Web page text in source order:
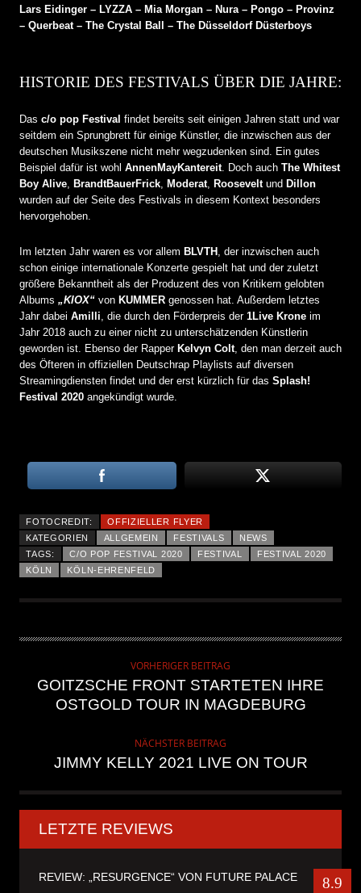
Lars Eidinger – LYZZA – Mia Morgan – Nura – Pongo – Provinz
– Querbeat – The Crystal Ball – The Düsseldorf Düsterboys
HISTORIE DES FESTIVALS ÜBER DIE JAHRE:
Das c/o pop Festival findet bereits seit einigen Jahren statt und war
seitdem ein Sprungbrett für einige Künstler, die inzwischen aus der
deutschen Musikszene nicht mehr wegzudenken sind. Ein gutes
Beispiel dafür ist wohl AnnenMayKantereit. Doch auch The Whitest
Boy Alive
BrandtBauerFrick Moderat, Rooseveltund Dillon
wurden auf der Seite des Festivals in diesem Kontext besonders
hervorgehoben.
Im letzten Jahr waren es vor allem BLVTH
, der inzwischen auch
schon einige internationale Konzerte gespielt hat und der zuletzt
größere Bekanntheit als der Produzent des von Kritikern gelobten
Albums „KIOX“ von KUMMER genossen hat. Außerdem letztes
Jahr dabei Amilli , die durch den Förderpreis der 1Live Krone im
Jahr 2018 auch zu einer nicht zu unterschätzenden Künstlerin
geworden ist. Ebenso der Rapper Kelvyn Colt, den man derzeit auch
des Öfteren in offiziellen Deutschrap Playlists auf diversen
Streamingdiensten findet und der erst kürzlich für das Splash!
Festival 2020 angekündigt wurde.
FOTOCREDIT:
OFFIZIELLER FLYER
KATEGORIEN
ALLGEMEIN FESTIVALS
NEWS
TAGS:
C/O POP FESTIVAL 2020 FESTIVAL
FESTIVAL 2020
KÖLN
KÖLN-EHRENFELD
VORHERIGER BEITRAG
GOITZSCHE FRONT STARTETEN IHRE
OSTGOLD TOUR IN MAGDEBURG
NÄCHSTER BEITRAG
JIMMY KELLY 2021 LIVE ON TOUR
LETZTE REVIEWS
REVIEW: „RESURGENCE“ VON FUTURE PALACE 8.9